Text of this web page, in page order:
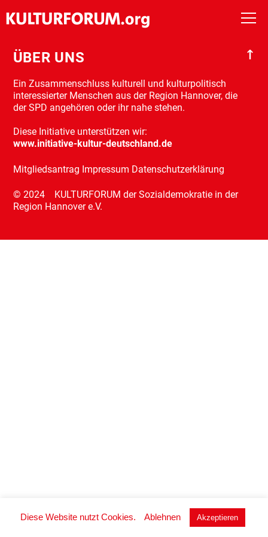
Wir
Veranstaltungen
Meilensteine
ÜBER UNS
Ein Zusammenschluss kulturell und kulturpolitisch
interessierter Menschen aus der Region Hannover, die
der SPD angehören oder ihr nahe stehen.
Diese Initiative unterstützen wir:
www.initiative-kultur-deutschland.de
↑
Mitgliedsantrag Impressum Datenschutzerklärung
© 2024 KULTURFORUM der Sozialdemokratie in der
Region Hannover e.V.
Diese Website nutzt Cookies. Ablehnen Akzeptieren